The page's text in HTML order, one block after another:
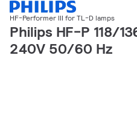
HF-Performer III for TL-D lamps
Philips HF-P 118/
240V 50/60 Hz